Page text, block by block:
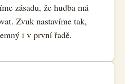
zásadu, že hudba má
Zvuk nastavíme tak,
i v první řadě.